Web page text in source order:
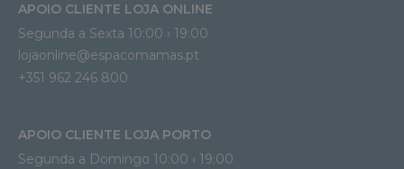
APOIO CLIENTE LOJA ONLINE
Segunda a Sexta 10:00 › 19:00
lojaonline@espacomamas.pt
+351 962 246 800
APOIO CLIENTE LOJA PORTO
Segunda a Domingo 10:00 › 19:00